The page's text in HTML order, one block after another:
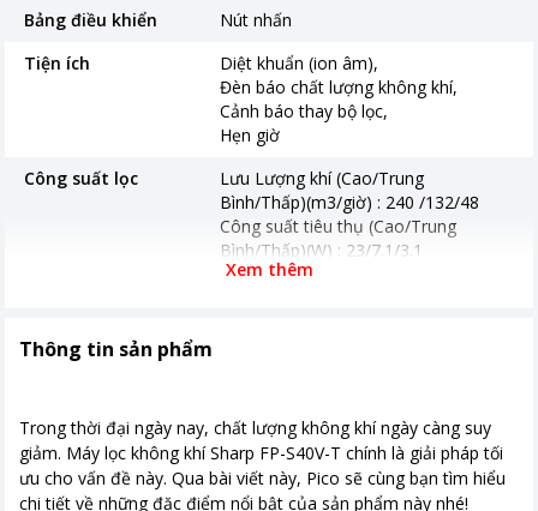
Bảng điều khiển
Nút nhấn
Tiện ích
Diệt khuẩn (ion âm)
Đèn báo chất lượng không khí
Cảnh báo thay bộ lọc
Hẹn giờ
Công suất lọc
Lưu Lượng khí (Cao/Trung
Bình/Thấp)(m3/giờ) : 240 /132/48
Công suất tiêu thụ (Cao/Trung
Bình/Thấp)(W) : 23/7.1/3.1
Cảm biến
Năm ra mắt
2024
Nơi sản xuất
Thái Lan
Xem thêm
Thông tin sản phẩm
Trong thời đại ngày nay, chất lượng không khí ngày càng suy
giảm. Máy lọc không khí Sharp FP-S40V-T chính là giải pháp tối
ưu cho vấn đề này. Qua bài viết này, Pico sẽ cùng bạn tìm hiểu
chi tiết về những đặc điểm nổi bật của sản phẩm này nhé!